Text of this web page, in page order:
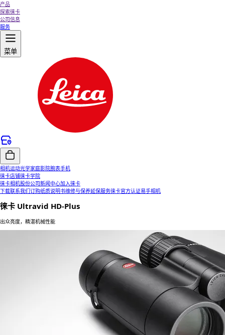
产品
探索徕卡
公司信息
服务
菜单
相机运动光学家庭影院腕表手机
徕卡店铺徕卡学院
徕卡相机股份公司新闻中心加入徕卡
下载联系我们订购纸质说明书维修与保养延保服务徕卡官方认证易手相机
徕卡 Ultravid HD-Plus
出众亮度，精湛机械性能